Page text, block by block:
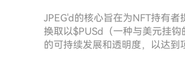
JPEG'd的核心旨在为NFT持有
换取以$PUSd（一种与美元挂
的可持续发展和透明度，以达到